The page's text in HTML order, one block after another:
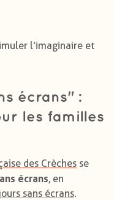
l’imaginaire et
écrans" :
les familles
des Crèches se
écrans, en
sans écrans.